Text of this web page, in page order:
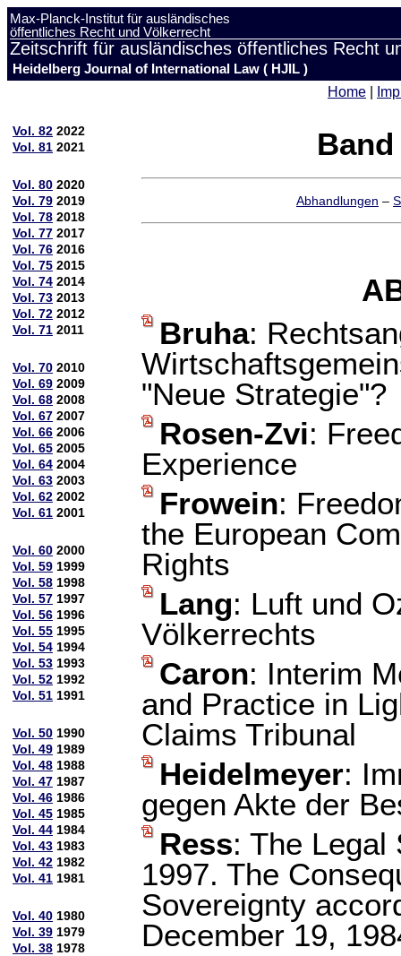
Max-Planck-Institut für ausländisches
öffentliches Recht und Völkerrecht
Zeitschrift für ausländisches öffentliches Recht
Heidelberg Journal of International Law ( HJIL )
Home
Vol. 82 2022
Vol. 81 2021
Vol. 80 2020
Vol. 79 2019
Vol. 78 2018
Vol. 77 2017
Vol. 76 2016
Vol. 75 2015
Vol. 74 2014
Vol. 73 2013
Vol. 72 2012
Vol. 71 2011
Vol. 70 2010
Vol. 69 2009
Vol. 68 2008
Vol. 67 2007
Vol. 66 2006
Vol. 65 2005
Vol. 64 2004
Vol. 63 2003
Vol. 62 2002
Vol. 61 2001
Vol. 60 2000
Vol. 59 1999
Vol. 58 1998
Vol. 57 1997
Vol. 56 1996
Vol. 55 1995
Vol. 54 1994
Vol. 53 1993
Vol. 52 1992
Vol. 51 1991
Vol. 50 1990
Vol. 49 1989
Vol. 48 1988
Vol. 47 1987
Vol. 46 1986
Vol. 45 1985
Vol. 44 1984
Vol. 43 1983
Vol. 42 1982
Vol. 41 1981
Vol. 40 1980
Vol. 39 1979
Vol. 38 1978
Band
Abhandlungen –
Bruha:
"Neue Strategie"?
Rosen-Zvi:
Experience
Frowein:
the European
Rights
Lang: Luft und
Völkerrechts
Caron: Interim
and Practice in
Claims Tribunal
Heidelmeyer:
gegen Akte der
Ress: The Legal
1997. The
Sovereignty
December 19,